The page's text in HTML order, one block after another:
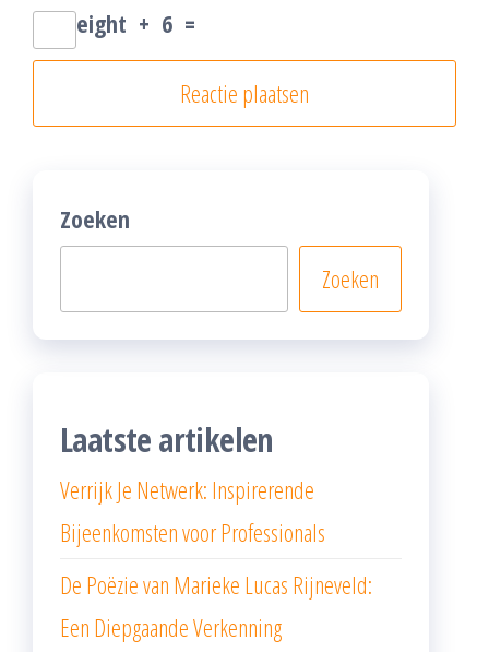
eight + 6 =
Zoeken
Zoeken
Laatste artikelen
Verrijk Je Netwerk: Inspirerende
Bijeenkomsten voor Professionals
De Poëzie van Marieke Lucas Rijneveld:
Een Diepgaande Verkenning